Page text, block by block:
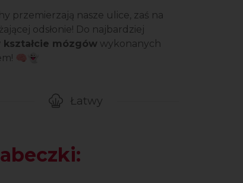
przemierzają nasze ulice, zaś na
odsłonie! Do najbardziej
mózgów wykonanych
🧠👻
Łatwy